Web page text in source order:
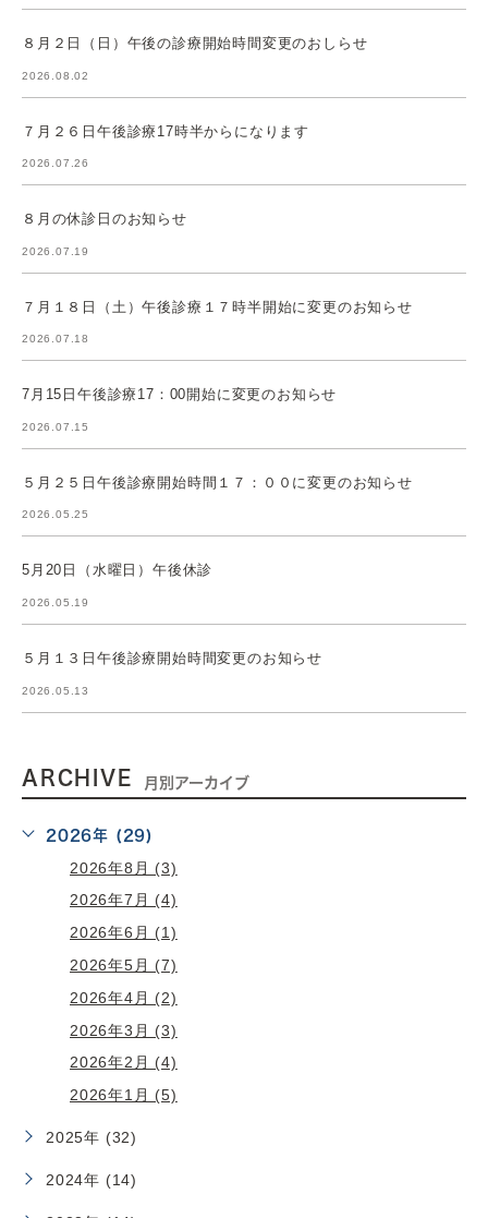
８月２日（日）午後の診療開始時間変更のおしらせ
2026.08.02
７月２６日午後診療17時半からになります
2026.07.26
８月の休診日のお知らせ
2026.07.19
７月１８日（土）午後診療１７時半開始に変更のお知らせ
2026.07.18
7月15日午後診療17：00開始に変更のお知らせ
2026.07.15
５月２５日午後診療開始時間１７：００に変更のお知らせ
2026.05.25
5月20日（水曜日）午後休診
2026.05.19
５月１３日午後診療開始時間変更のお知らせ
2026.05.13
ARCHIVE 月別アーカイブ
2026年 (29)
2026年8月 (3)
2026年7月 (4)
2026年6月 (1)
2026年5月 (7)
2026年4月 (2)
2026年3月 (3)
2026年2月 (4)
2026年1月 (5)
2025年 (32)
2024年 (14)